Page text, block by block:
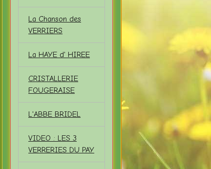
La Chanson des
VERRIERS
La HAYE d' HIREE
CRISTALLERIE
FOUGERAISE
L'ABBE BRIDEL
VIDEO : LES 3
VERRERIES DU PAY